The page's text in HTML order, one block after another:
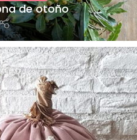
de otoño